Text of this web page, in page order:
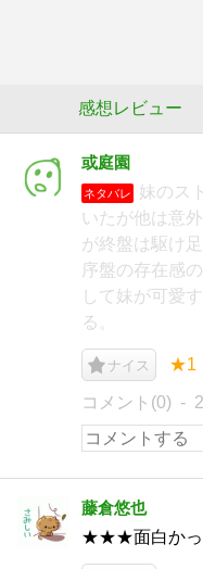
感想レビュー
或庭園
ネタバレ
妹のス
いたが他は意
が終盤は駆け
序盤の存在感
して妹が可愛
る。
ナイス ★1
コメント(0)
藤倉悠也
★★★面白かっ